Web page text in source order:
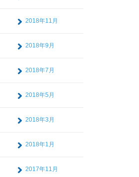
2018年11月
2018年9月
2018年7月
2018年5月
2018年3月
2018年1月
2017年11月